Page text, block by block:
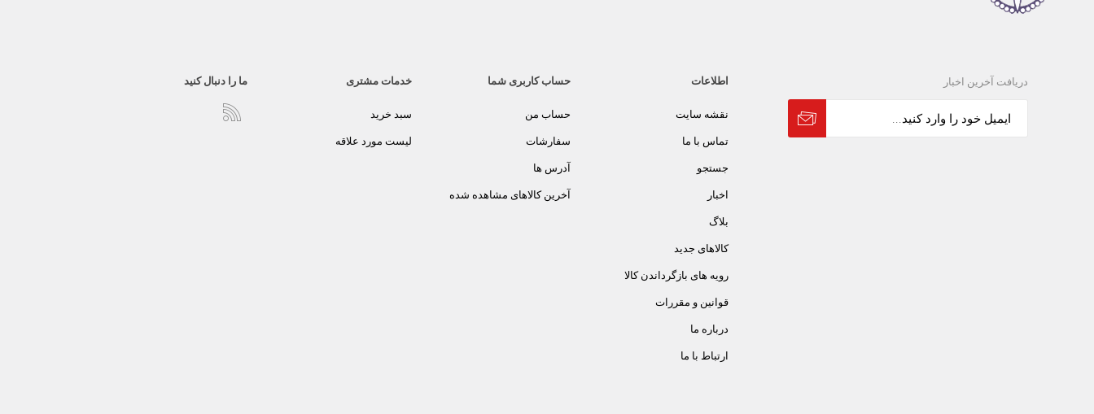
دریافت آخرین اخبار اطلاعات
نقشه سایت
تماس با ما
جستجو
اخبار
بلاگ
کالاهای جدید
رویه های بازگرداندن کالا
قوانین و مقررات
درباره ما
ارتباط با ما
حساب کاربری شما
حساب من
سفارشات
آدرس ها
آخرین کالاهای مشاهده شده
خدمات مشتری
سبد خرید
لیست مورد علاقه
ما را دنبال کنید